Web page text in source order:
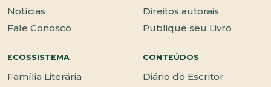
Notícias
Fale Conosco
Direitos autorais
Publique seu Livro
ECOSSISTEMA
Família Literária
CONTEÚDOS
Diário do Escritor